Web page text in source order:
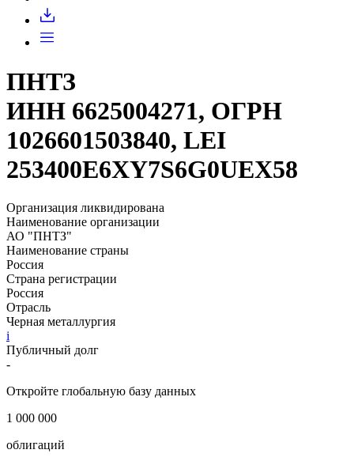
ПНТЗ
ИНН 6625004271, ОГРН
253400E6XY7S6G0UEX58
Организация ликвидирована
Наименование организации
АО "ПНТЗ"
Наименование страны
Россия
Страна регистрации
Россия
i
-
Откройте глобальную базу данных